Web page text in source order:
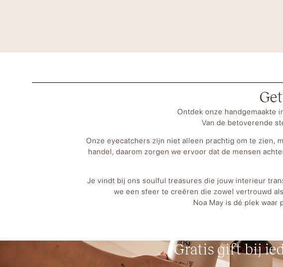
Ontdek onze handgemaakte
Van de betoverende
Onze eyecatchers zijn niet alleen prachtig om te zien,
handel, daarom zorgen we ervoor dat de mensen
Je vindt bij ons soulful treasures die jouw interieur
we een sfeer te creëren die zowel vertrouwd
Noa May is dé plek
Gratis gift bij